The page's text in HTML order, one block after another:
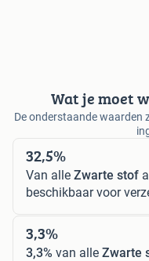
Wat je moet
De onderstaande waarden
32,5%
Van alle Zwarte stof
beschikbaar voor
3,3%
3,3% van alle Zwarte